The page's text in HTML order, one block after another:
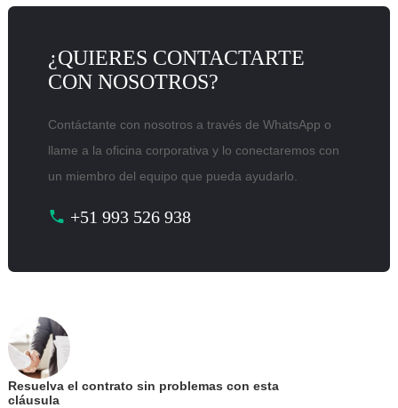
¿QUIERES CONTACTARTE
CON NOSOTROS?
Contáctante con nosotros a través de WhatsApp o
llame a la oficina corporativa y lo conectaremos con
un miembro del equipo que pueda ayudarlo.
+51 993 526 938
Resuelva el contrato sin problemas con esta
cláusula